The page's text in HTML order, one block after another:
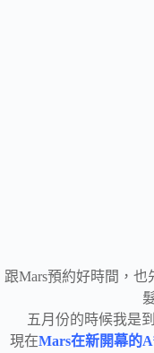
跟Mars預約好時間，
五月份的時候我是
現在Mars在新開幕的